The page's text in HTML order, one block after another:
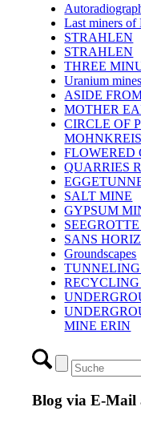
Last miners of
STRAHLEN
STRAHLEN
THREE
Uranium
ASIDE
MOTHER
CIRCLE OF
MOHNKREIS
FLOWERED
QUARRIES
SALT MINE
GYPSUM
SANS
Groundscapes
MINE ERIN
Blog via E-Mail